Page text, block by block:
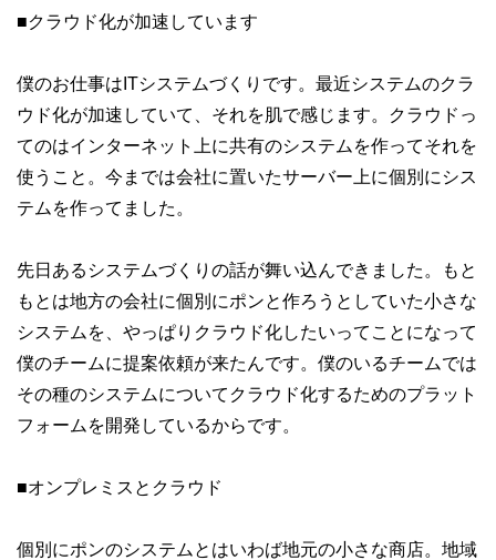
■クラウド化が加速しています
僕のお仕事はITシステムづくりです。最近システムのクラ
ウド化が加速していて、それを肌で感じます。クラウドっ
てのはインターネット上に共有のシステムを作ってそれを
使うこと。今までは会社に置いたサーバー上に個別にシス
テムを作ってました。
先日あるシステムづくりの話が舞い込んできました。もと
もとは地方の会社に個別にポンと作ろうとしていた小さな
システムを、やっぱりクラウド化したいってことになって
僕のチームに提案依頼が来たんです。僕のいるチームでは
その種のシステムについてクラウド化するためのプラット
フォームを開発しているからです。
■オンプレミスとクラウド
個別にポンのシステムとはいわば地元の小さな商店。地域